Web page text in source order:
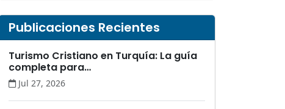
Publicaciones Recientes
Turismo Cristiano en Turquía: La guía
completa para…
Jul 27, 2026